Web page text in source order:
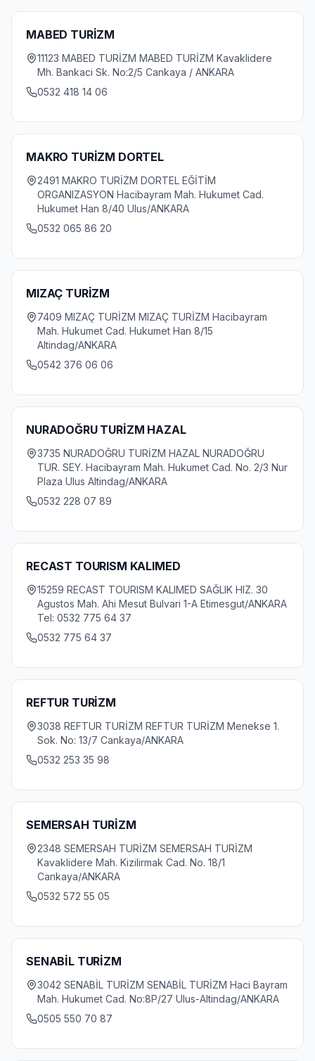
MABED TURİZM
11123 MABED TURİZM MABED TURİZM Kavaklidere
Mh. Bankaci Sk. No:2/5 Cankaya / ANKARA
0532 418 14 06
MAKRO TURİZM DORTEL
2491 MAKRO TURİZM DORTEL EĞİTİM
ORGANIZASYON Hacibayram Mah. Hukumet Cad.
Hukumet Han 8/40 Ulus/ANKARA
0532 065 86 20
MIZAÇ TURİZM
7409 MIZAÇ TURİZM MIZAÇ TURİZM Hacibayram
Mah. Hukumet Cad. Hukumet Han 8/15
Altindag/ANKARA
0542 376 06 06
NURADOĞRU TURİZM HAZAL
3735 NURADOĞRU TURİZM HAZAL NURADOĞRU
TUR. SEY. Hacibayram Mah. Hukumet Cad. No. 2/3 Nur
Plaza Ulus Altindag/ANKARA
0532 228 07 89
RECAST TOURISM KALIMED
15259 RECAST TOURISM KALIMED SAĞLIK HIZ. 30
Agustos Mah. Ahi Mesut Bulvari 1-A Etimesgut/ANKARA
Tel: 0532 775 64 37
0532 775 64 37
REFTUR TURİZM
3038 REFTUR TURİZM REFTUR TURİZM Menekse 1.
Sok. No: 13/7 Cankaya/ANKARA
0532 253 35 98
SEMERSAH TURİZM
2348 SEMERSAH TURİZM SEMERSAH TURİZM
Kavaklidere Mah. Kizilirmak Cad. No. 18/1
Cankaya/ANKARA
0532 572 55 05
SENABİL TURİZM
3042 SENABİL TURİZM SENABİL TURİZM Haci Bayram
Mah. Hukumet Cad. No:8P/27 Ulus-Altindag/ANKARA
0505 550 70 87